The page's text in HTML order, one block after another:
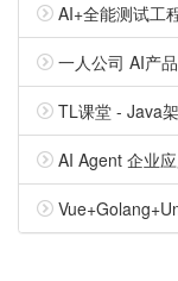
AI+全能测试工
一人公司 AI产
TL课堂 - Java
AI Agent 企业